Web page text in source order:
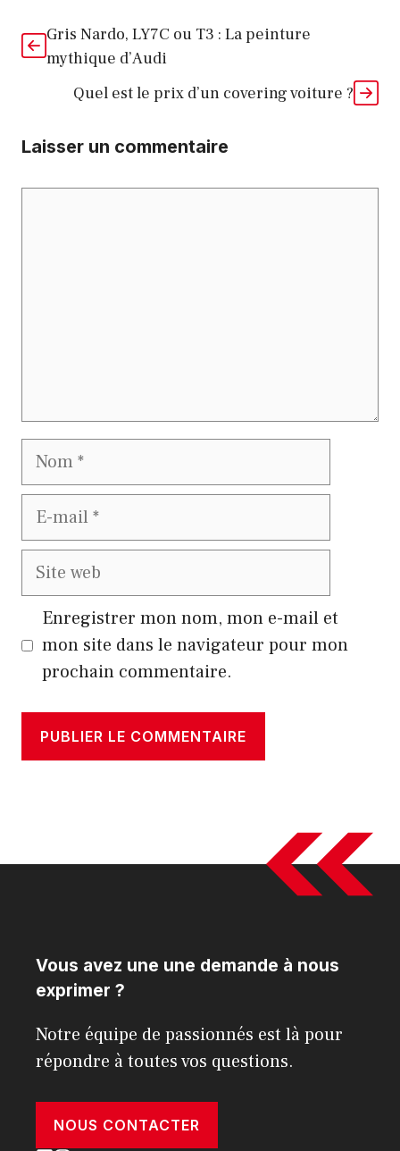
Gris Nardo, LY7C ou T3 : La peinture
mythique d’Audi
Quel est le prix d’un covering voiture ?
Laisser un commentaire
Nom
E-
mail
Site
web
Enregistrer mon nom, mon e-mail et
mon site dans le navigateur pour mon
prochain commentaire.
Vous avez une une demande à nous
exprimer ?
Notre équipe de passionnés est là pour
répondre à toutes vos questions.
NOUS CONTACTER